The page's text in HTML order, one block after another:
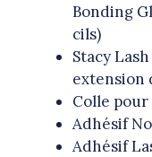
Bonding
cils)
Stacy
extension
Colle
Adhésif
Adhésif